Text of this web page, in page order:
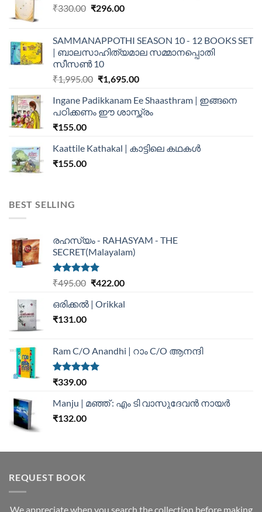
₹330.00 ₹296.00
SAMMANAPPOTHI SEASON 10 - 12 BOOKS SET
| ബാലസാഹിത്യമാല സമ്മാനപ്പൊതി
സീസൺ 10
₹1,995.00 ₹1,695.00
Ingane Padikkanam Ee Shaasthram | ഇങ്ങനെ
പഠിക്കണം ഈ ശാസ്ത്രം
₹155.00
Kaattile Kathakal | കാട്ടിലെ കഥകള്‍
₹155.00
BEST SELLING
രഹസ്യം - RAHASYAM - THE
SECRET(Malayalam)
Rated5.00
₹495.00 ₹422.00
ഒരിക്കൽ | Orikkal
₹131.00
Ram C/O Anandhi | റാം C/O ആനന്ദി
Rated5.00
₹339.00
Manju | മഞ്ഞ് : എം ടി വാസുദേവന്‍ നായര്‍
₹132.00
REQUEST BOOK
We appreciate when you search the collection before making